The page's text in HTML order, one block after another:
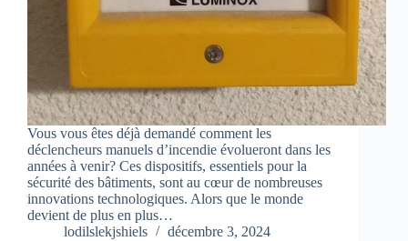
Vous vous êtes déjà demandé comment les
déclencheurs manuels d’incendie évolueront dans les
années à venir? Ces dispositifs, essentiels pour la
sécurité des bâtiments, sont au cœur de nombreuses
innovations technologiques. Alors que le monde
devient de plus en plus…
lodilslekjshiels
décembre 3, 2024